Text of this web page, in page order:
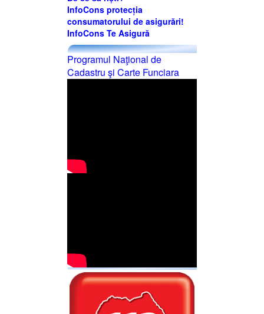
InfoCons protecția
consumatorului de asigurări!
InfoCons Te Asigură
Programul Naţional de
Cadastru şi Carte Funciara